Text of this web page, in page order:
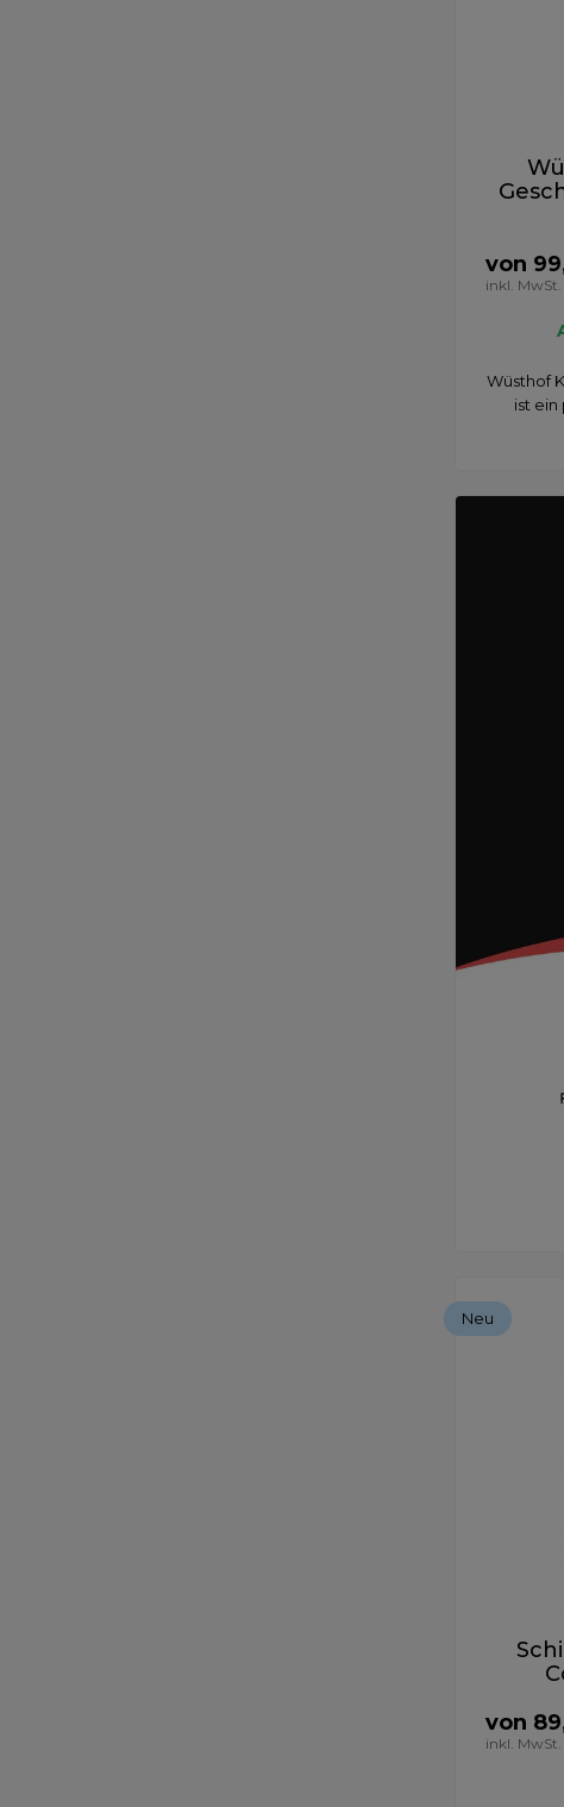
von
inkl. MwSt.
Wüsthof
ist
Neu
von
inkl. MwSt.